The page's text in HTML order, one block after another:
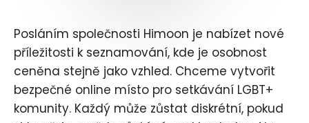
Posláním společnosti Himoon je nabízet nové
příležitosti k seznamování, kde je osobnost
ceněna stejně jako vzhled. Chceme vytvořit
bezpečné online místo pro setkávání LGBT+
komunity. Každý může zůstat diskrétní, pokud